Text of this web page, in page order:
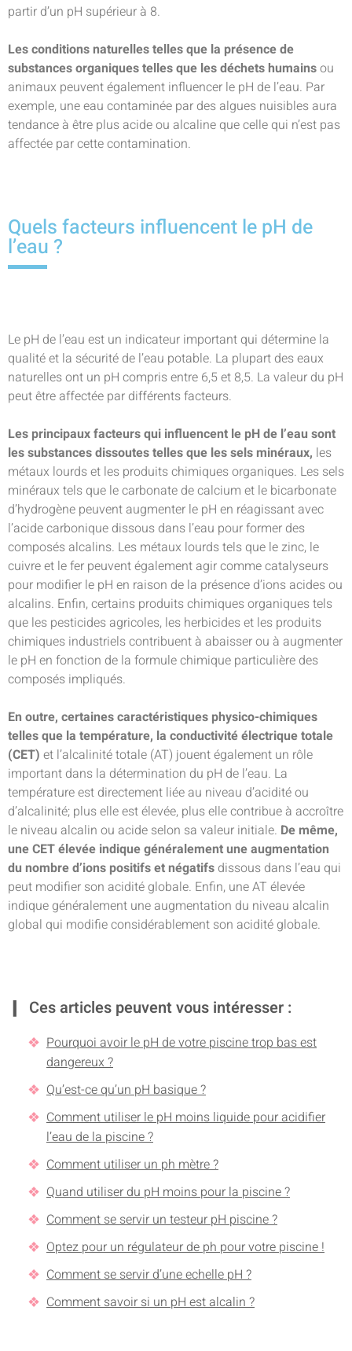
partir d’un pH supérieur à 8.
Les conditions naturelles telles que la présence de
substances organiques telles que les déchets humainsou
animaux peuvent également influencer le pH de l’eau. Par
exemple, une eau contaminée par des algues nuisibles aura
tendance à être plus acide ou alcaline que celle qui n’est pas
affectée par cette contamination.
Quels facteurs influencent le pH de
l’eau ?
Le pH de l’eau est un indicateur important qui détermine la
qualité et la sécurité de l’eau potable. La plupart des eaux
naturelles ont un pH compris entre 6,5 et 8,5. La valeur du pH
peut être affectée par différents facteurs.
Les principaux facteurs qui influencent le pH de l’eau sont
les substances dissoutes telles que les sels minéraux, les
métaux lourds et les produits chimiques organiques. Les sels
minéraux tels que le carbonate de calcium et le bicarbonate
d’hydrogène peuvent augmenter le pH en réagissant avec
l’acide carbonique dissous dans l’eau pour former des
composés alcalins. Les métaux lourds tels que le zinc, le
cuivre et le fer peuvent également agir comme catalyseurs
pour modifier le pH en raison de la présence d’ions acides ou
alcalins. Enfin, certains produits chimiques organiques tels
que les pesticides agricoles, les herbicides et les produits
chimiques industriels contribuent à abaisser ou à augmenter
le pH en fonction de la formule chimique particulière des
composés impliqués.
En outre, certaines caractéristiques physico-chimiques
telles que la température, la conductivité électrique totale
(CET) et l’alcalinité totale (AT) jouent également un rôle
important dans la détermination du pH de l’eau. La
température est directement liée au niveau d’acidité ou
d’alcalinité; plus elle est élevée, plus elle contribue à accroître
le niveau alcalin ou acide selon sa valeur initiale. De même,
une CET élevée indique généralement une augmentation
du nombre d’ions positifs et négatifs dissous dans l’eau qui
peut modifier son acidité globale. Enfin, une AT élevée
indique généralement une augmentation du niveau alcalin
global qui modifie considérablement son acidité globale.
Ces articles peuvent vous intéresser :
Pourquoi avoir le pH de votre piscine trop bas est
dangereux ?
Qu’est-ce qu’un pH basique ?
Comment utiliser le pH moins liquide pour acidifier
l’eau de la piscine ?
Comment utiliser un ph mètre ?
Quand utiliser du pH moins pour la piscine ?
Comment se servir un testeur pH piscine ?
Optez pour un régulateur de ph pour votre piscine !
Comment se servir d’une echelle pH ?
Comment savoir si un pH est alcalin ?